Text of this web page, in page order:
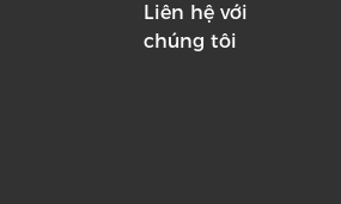
Liên hệ với
chúng tôi